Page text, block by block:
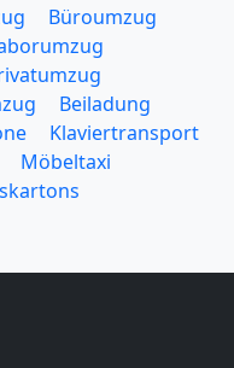
Büroumzug
Beiladung
Klaviertransport
Möbeltaxi